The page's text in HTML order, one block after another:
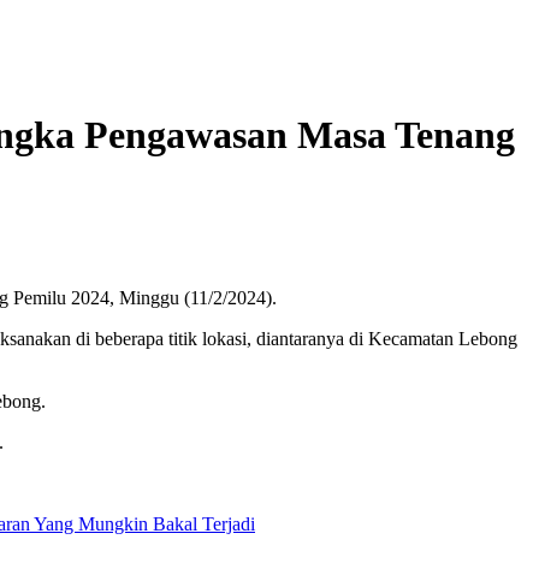
Pengawasan Masa Tenang
Pemilu 2024, Minggu (11/2/2024).
di beberapa titik lokasi, diantaranya di Kecamatan Lebong
Yang Mungkin Bakal Terjadi